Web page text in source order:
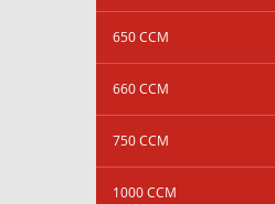
650 CCM
660 CCM
750 CCM
1000 CCM